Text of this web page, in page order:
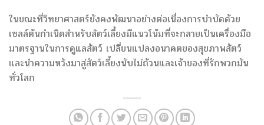
ในขณะที่วิทยาศาสตร์ยังคงพัฒนาอย่างต่อเนื่องการบำบัดด้วย
เซลล์ต้นกำเนิดสำหรับสัตว์เลี้ยงมีแนวโน้มที่จะกลายเป็นเครื่องมือ
มาตรฐานในการดูแลสัตว์ เปลี่ยนแปลงอนาคตของสุขภาพสัตว์
และนำความหวังมาสู่สัตว์เลี้ยงนับไม่ถ้วนและเจ้าของที่รักพวกมัน
ทั่วโลก